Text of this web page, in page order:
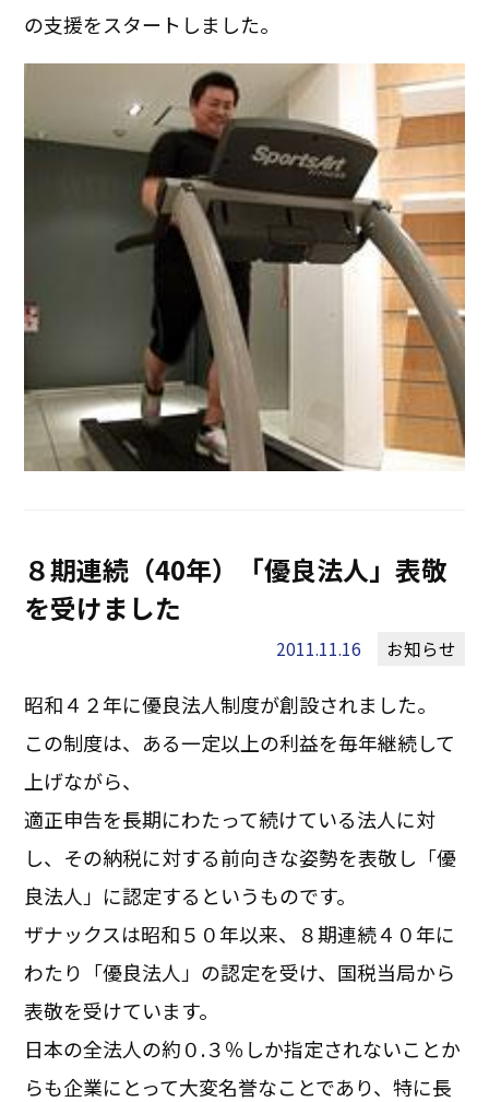
の支援をスタートしました。
８期連続（40年）「優良法人」表敬
を受けました
2011.11.16 お知らせ
昭和４２年に優良法人制度が創設されました。
この制度は、ある一定以上の利益を毎年継続して
上げながら、
適正申告を長期にわたって続けている法人に対
し、その納税に対する前向きな姿勢を表敬し「優
良法人」に認定するというものです。
ザナックスは昭和５０年以来、８期連続４０年に
わたり「優良法人」の認定を受け、国税当局から
表敬を受けています。
日本の全法人の約０.３％しか指定されないことか
らも企業にとって大変名誉なことであり、特に長